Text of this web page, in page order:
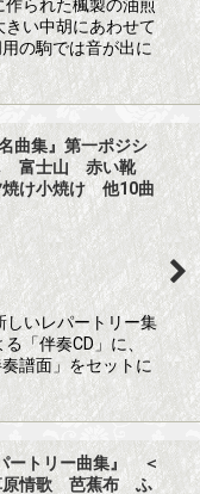
られた楓製の油煎
きい中胡にあわせて
の駒では音が出に
曲集』第一ポジシ
富士山 赤い靴
け小焼け 他10曲
しいレパートリー集
「伴奏CD」に、
譜面」をセットに
ートリー曲集』 ＜
原情歌 芭蕉布 ふ